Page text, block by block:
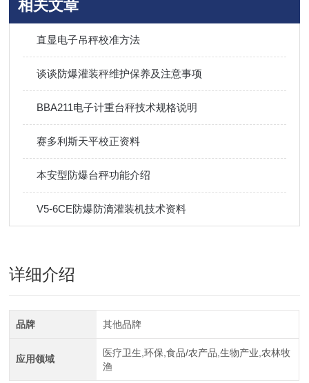
相关文章
直显电子吊秤校准方法
谈谈防爆灌装秤维护保养及注意事项
BBA211电子计重台秤技术规格说明
赛多利斯天平校正资料
本安型防爆台秤功能介绍
V5-6CE防爆防滴灌装机技术资料
详细介绍
品牌 其他品牌
应用领域
医疗卫生,环保,食品/农产品,生物产业,农林牧
渔